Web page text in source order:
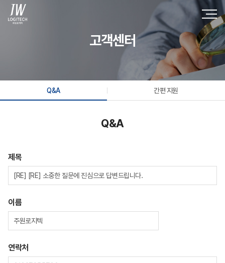
고객센터
Q&A 간편 지원
Q&A
제목
이름
연락처